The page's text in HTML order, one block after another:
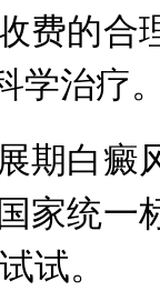
费的合
治疗。
白癜
家统
试。